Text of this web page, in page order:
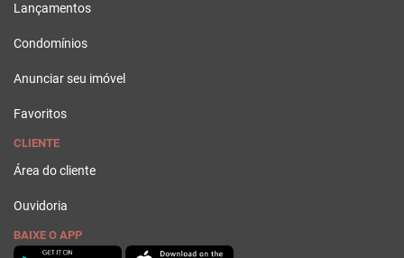
Lançamentos
Condomínios
Anunciar seu imóvel
Favoritos
CLIENTE
Área do cliente
Ouvidoria
BAIXE O APP